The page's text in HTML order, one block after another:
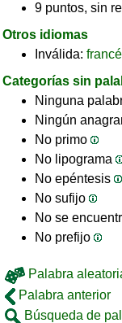
9 puntos, sin
Otros idiomas
Inválida:
Categorías sin
Ninguna
Ningún
No primo
No lipograma
No epéntesis
No sufijo
No se
No prefijo
Palabra
Palabra anterior
Búsqueda de